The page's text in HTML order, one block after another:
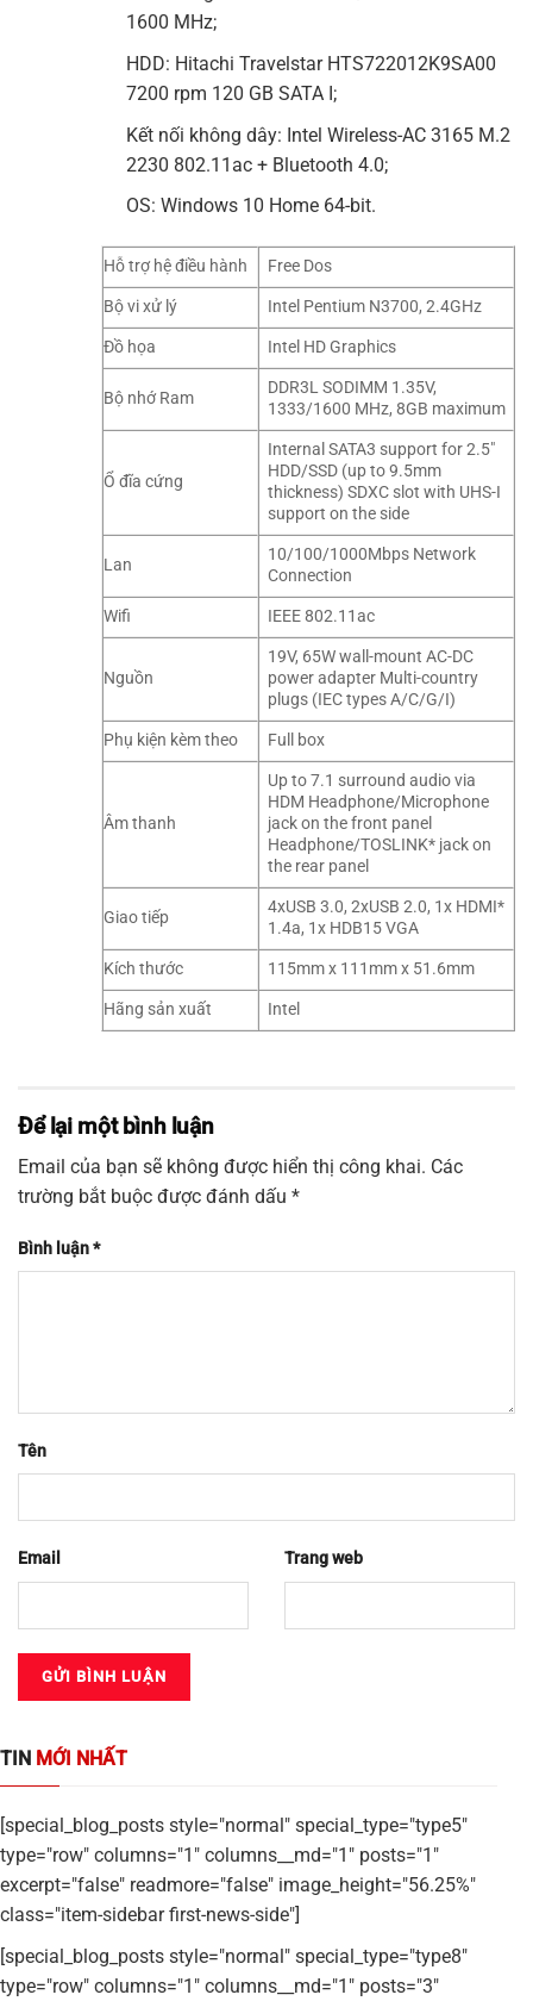
1600 MHz;
HDD: Hitachi Travelstar HTS722012K9SA00
7200 rpm 120 GB SATA I;
Kết nối không dây: Intel Wireless-AC 3165 M.2
2230 802.11ac + Bluetooth 4.0;
OS: Windows 10 Home 64-bit.
Hỗ trợ hệ điều hành
Free Dos
Bộ vi xử lý
Intel Pentium N3700, 2.4GHz
Đồ họa
Intel HD Graphics
Bộ nhớ Ram
DDR3L SODIMM 1.35V,
1333/1600 MHz, 8GB maximum
Ổ đĩa cứng
Internal SATA3 support for 2.5″
HDD/SSD (up to 9.5mm
thickness) SDXC slot with UHS-I
support on the side
Lan
10/100/1000Mbps Network
Connection
Wifi
IEEE 802.11ac
Nguồn
19V, 65W wall-mount AC-DC
power adapter Multi-country
plugs (IEC types A/C/G/I)
Phụ kiện kèm theo
Full box
Âm thanh
Up to 7.1 surround audio via
HDM Headphone/Microphone
jack on the front panel
Headphone/TOSLINK* jack on
the rear panel
Giao tiếp
4xUSB 3.0, 2xUSB 2.0, 1x HDMI*
1.4a, 1x HDB15 VGA
Kích thước
115mm x 111mm x 51.6mm
Hãng sản xuất
Intel
Để lại một bình luận
Email của bạn sẽ không được hiển thị công khai. Các
trường bắt buộc được đánh dấu *
Bình luận*
Tên
Email Trang web
TIN MỚI NHẤT
[special_blog_posts style="normal" special_type="type5"
type="row" columns="1" columns__md="1" posts="1"
excerpt="false" readmore="false" image_height="56.25%"
class="item-sidebar first-news-side"]
[special_blog_posts style="normal" special_type="type8"
type="row" columns="1" columns__md="1" posts="3"